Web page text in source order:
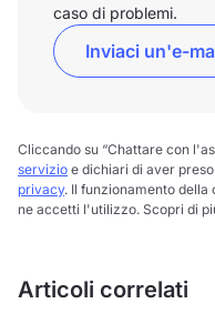
caso di problemi.
Inviaci un'e-
Cliccando su “Chattare con
servizio e dichiari di aver
privacy. Il funzionamento della
ne accetti l'utilizzo. Scopri di
Articoli correlati